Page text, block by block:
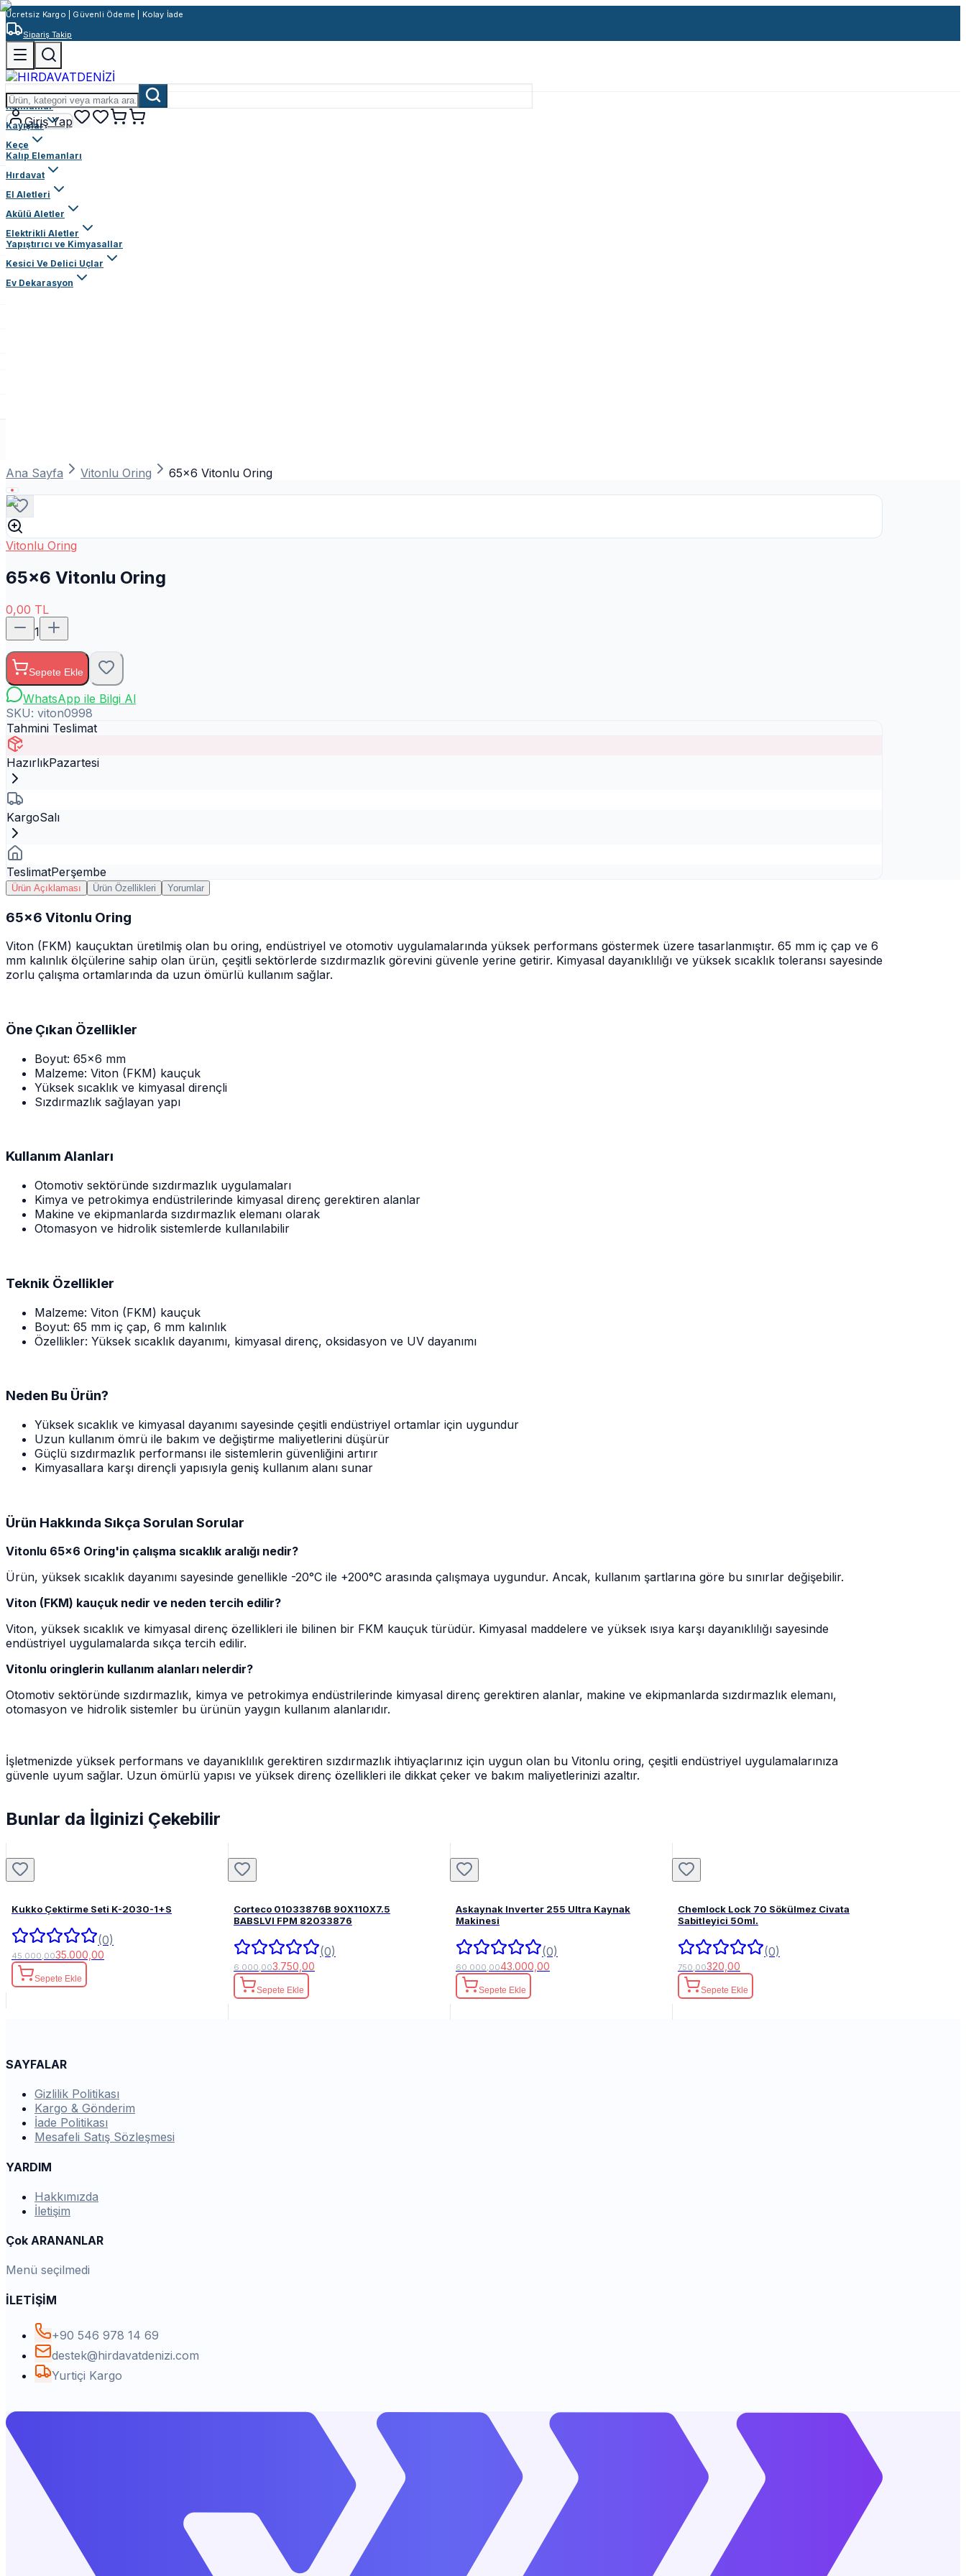
Ücretsiz Kargo | Güvenli Ödeme | Kolay İade
Sipariş Takip
Giriş Yap
Rulmanlar
Kayışlar
Keçe
Kalıp Elemanları
Hırdavat
El Aletleri
Akülü Aletler
Elektrikli Aletler
Yapıştırıcı ve Kimyasallar
Kesici Ve Delici Uçlar
Ev Dekarasyon
Ana Sayfa Vitonlu Oring 65x6 Vitonlu Oring
Vitonlu Oring
65x6 Vitonlu Oring
0,00 TL
1
Sepete Ekle
WhatsApp ile Bilgi Al
SKU: viton0998
Tahmini Teslimat
HazırlıkPazartesi
KargoSalı
TeslimatPerşembe
Ürün Açıklaması Ürün Özellikleri Yorumlar
65x6 Vitonlu Oring
Viton (FKM) kauçuktan üretilmiş olan bu oring, endüstriyel ve otomotiv uygulamalarında yüksek performans göstermek üzere tasarlanmıştır. 65 mm iç çap ve 6
mm kalınlık ölçülerine sahip olan ürün, çeşitli sektörlerde sızdırmazlık görevini güvenle yerine getirir. Kimyasal dayanıklılığı ve yüksek sıcaklık toleransı sayesinde
zorlu çalışma ortamlarında da uzun ömürlü kullanım sağlar.
Öne Çıkan Özellikler
Boyut: 65x6 mm
Malzeme: Viton (FKM) kauçuk
Yüksek sıcaklık ve kimyasal dirençli
Sızdırmazlık sağlayan yapı
Kullanım Alanları
Otomotiv sektöründe sızdırmazlık uygulamaları
Kimya ve petrokimya endüstrilerinde kimyasal direnç gerektiren alanlar
Makine ve ekipmanlarda sızdırmazlık elemanı olarak
Otomasyon ve hidrolik sistemlerde kullanılabilir
Teknik Özellikler
Malzeme: Viton (FKM) kauçuk
Boyut: 65 mm iç çap, 6 mm kalınlık
Özellikler: Yüksek sıcaklık dayanımı, kimyasal direnç, oksidasyon ve UV dayanımı
Neden Bu Ürün?
Yüksek sıcaklık ve kimyasal dayanımı sayesinde çeşitli endüstriyel ortamlar için uygundur
Uzun kullanım ömrü ile bakım ve değiştirme maliyetlerini düşürür
Güçlü sızdırmazlık performansı ile sistemlerin güvenliğini artırır
Kimyasallara karşı dirençli yapısıyla geniş kullanım alanı sunar
Ürün Hakkında Sıkça Sorulan Sorular
Vitonlu 65x6 Oring'in çalışma sıcaklık aralığı nedir?
Ürün, yüksek sıcaklık dayanımı sayesinde genellikle -20°C ile +200°C arasında çalışmaya uygundur. Ancak, kullanım şartlarına göre bu sınırlar değişebilir.
Viton (FKM) kauçuk nedir ve neden tercih edilir?
Viton, yüksek sıcaklık ve kimyasal direnç özellikleri ile bilinen bir FKM kauçuk türüdür. Kimyasal maddelere ve yüksek ısıya karşı dayanıklılığı sayesinde
endüstriyel uygulamalarda sıkça tercih edilir.
Vitonlu oringlerin kullanım alanları nelerdir?
Otomotiv sektöründe sızdırmazlık, kimya ve petrokimya endüstrilerinde kimyasal direnç gerektiren alanlar, makine ve ekipmanlarda sızdırmazlık elemanı,
otomasyon ve hidrolik sistemler bu ürünün yaygın kullanım alanlarıdır.
İşletmenizde yüksek performans ve dayanıklılık gerektiren sızdırmazlık ihtiyaçlarınız için uygun olan bu Vitonlu oring, çeşitli endüstriyel uygulamalarınıza
güvenle uyum sağlar. Uzun ömürlü yapısı ve yüksek direnç özellikleri ile dikkat çeker ve bakım maliyetlerinizi azaltır.
Bunlar da İlginizi Çekebilir
Kukko Çektirme Seti K-2030-1+S
(0)
45.000,0035.000,00
Sepete Ekle
Corteco 01033876B 90X110X7.5
BABSLVI FPM 82033876
(0)
6.000,003.750,00
Sepete Ekle
Askaynak Inverter 255 Ultra Kaynak
Makinesi
(0)
60.000,0043.000,00
Sepete Ekle
Chemlock Lock 70 Sökülmez Civata
Sabitleyici 50ml.
(0)
750,00320,00
Sepete Ekle
SAYFALAR
Gizlilik Politikası
Kargo & Gönderim
İade Politikası
Mesafeli Satış Sözleşmesi
YARDIM
Hakkımızda
İletişim
Çok ARANANLAR
Menü seçilmedi
İLETİŞİM
+90 546 978 14 69
destek@hirdavatdenizi.com
Yurtiçi Kargo